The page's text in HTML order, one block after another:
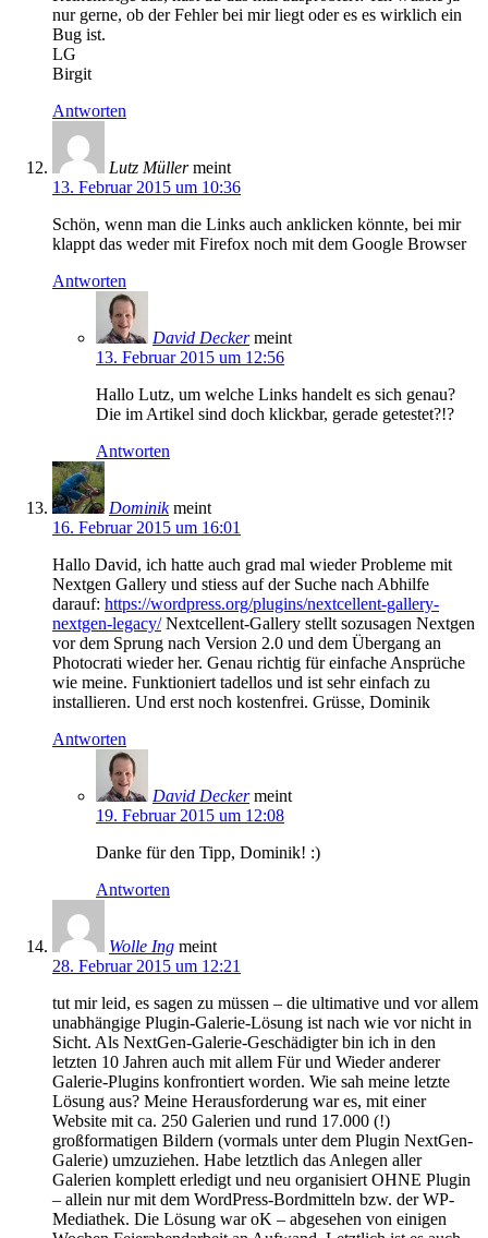
nur gerne, ob der Fehler bei mir liegt oder es es wirklich ein
Bug ist.
LG
Birgit
Antworten
Lutz Müller meint
13. Februar 2015 um 10:36
Schön, wenn man die Links auch anklicken könnte, bei mir
klappt das weder mit Firefox noch mit dem Google Browser
Antworten
David Decker meint
13. Februar 2015 um 12:56
Hallo Lutz, um welche Links handelt es sich genau?
Die im Artikel sind doch klickbar, gerade getestet?!?
Antworten
Dominik meint
16. Februar 2015 um 16:01
Hallo David, ich hatte auch grad mal wieder Probleme mit
Nextgen Gallery und stiess auf der Suche nach Abhilfe
darauf: https://wordpress.org/plugins/nextcellent-gallery-
nextgen-legacy/Nextcellent-Gallery stellt sozusagen Nextgen
vor dem Sprung nach Version 2.0 und dem Übergang an
Photocrati wieder her. Genau richtig für einfache Ansprüche
wie meine. Funktioniert tadellos und ist sehr einfach zu
installieren. Und erst noch kostenfrei. Grüsse, Dominik
Antworten
David Decker meint
19. Februar 2015 um 12:08
Danke für den Tipp, Dominik! :)
Antworten
Wolle Ing meint
28. Februar 2015 um 12:21
tut mir leid, es sagen zu müssen – die ultimative und vor allem
unabhängige Plugin-Galerie-Lösung ist nach wie vor nicht in
Sicht. Als NextGen-Galerie-Geschädigter bin ich in den
letzten 10 Jahren auch mit allem Für und Wieder anderer
Galerie-Plugins konfrontiert worden. Wie sah meine letzte
Lösung aus? Meine Herausforderung war es, mit einer
Website mit ca. 250 Galerien und rund 17.000 (!)
großformatigen Bildern (vormals unter dem Plugin NextGen-
Galerie) umzuziehen. Habe letztlich das Anlegen aller
Galerien komplett erledigt und neu organisiert OHNE Plugin
– allein nur mit dem WordPress-Bordmitteln bzw. der WP-
Mediathek. Die Lösung war oK – abgesehen von einigen